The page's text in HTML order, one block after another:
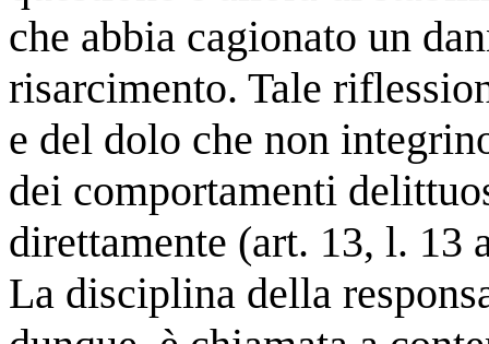
che abbia cagionato un
risarcimento. Tale
e del dolo che non
dei comportamenti
direttamente (art. 13, l. 13
La disciplina della